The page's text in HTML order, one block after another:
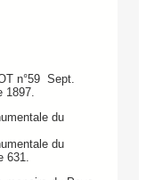
n°59 Sept.
1897.
du
du
631.